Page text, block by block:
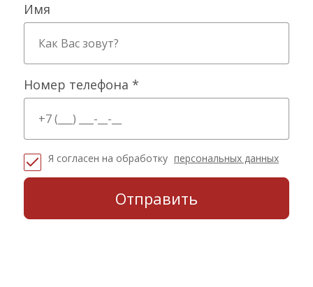
Имя
Номер телефона *
Я согласен на обработку персональных данных